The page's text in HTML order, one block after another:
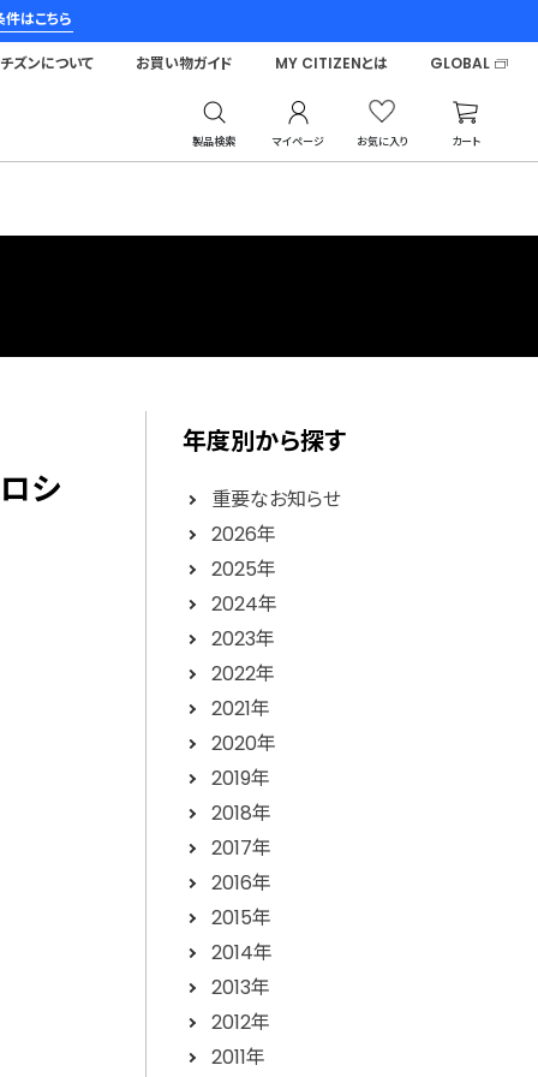
はこちら
製品検索 マイページ お気に入り カート
ズンについて お買い物ガイド MY CITIZENとは GLOBAL
シ
年度別から探す
重要なお知らせ
2026年
2025年
2024年
2023年
2022年
2021年
2020年
2019年
2018年
2017年
2016年
2015年
2014年
2013年
2012年
2011年